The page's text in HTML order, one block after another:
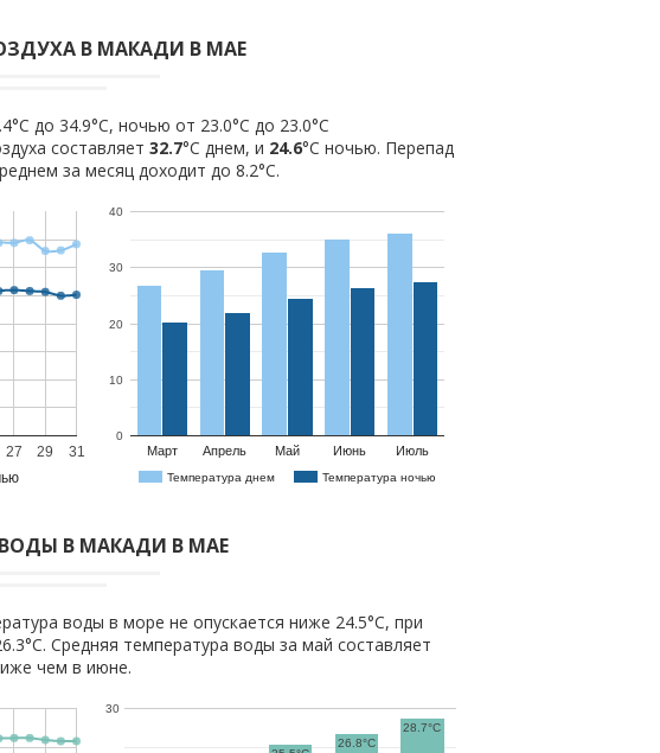
В МАКАДИ В МАЕ
до 34.9°C, ночью от 23.0°C до 23.0°C
составляет 32.7°C днем, и 24.6°C ночью. Перепад
за месяц доходит до 8.2°С.
27 29 31
Температура днем Температура ночью
Март Апрель Май Июнь Июль
0
10
20
30
40
В МАКАДИ В МАЕ
воды в море не опускается ниже 24.5°C, при
Средняя температура воды за май составляет
чем в июне.
30
26.8°C
28.7°C